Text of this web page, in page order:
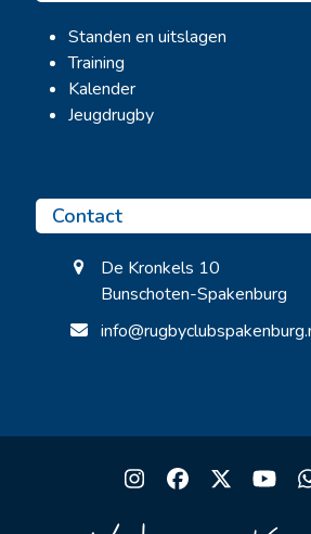
Standen en uitslagen
Training
Kalender
Jeugdrugby
Contact
De Kronkels 10
Bunschoten-Spakenburg
Instagram
Facebook
Twitter